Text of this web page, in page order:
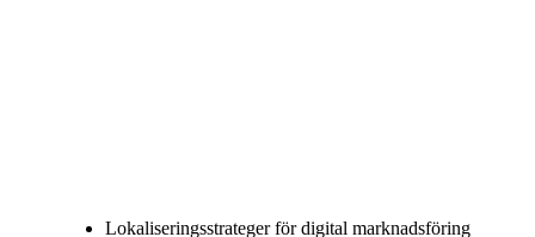
Lokaliseringsstrateger för digital marknadsföring